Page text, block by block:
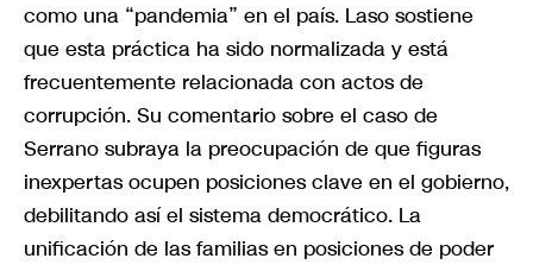
como una “pandemia” en el país. Laso sostiene
que esta práctica ha sido normalizada y está
frecuentemente relacionada con actos de
corrupción. Su comentario sobre el caso de
Serrano subraya la preocupación de que figuras
inexpertas ocupen posiciones clave en el gobierno,
debilitando así el sistema democrático. La
unificación de las familias en posiciones de poder